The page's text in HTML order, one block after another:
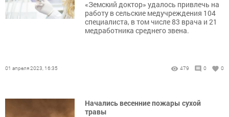
«Земский доктор» удалось привлечь на
работу в сельские медучреждения 104
специалиста, в том числе 83 врача и 21
медработника среднего звена.
01 апреля 2023, 16:35 479 0 0
Начались весенние пожары сухой
травы